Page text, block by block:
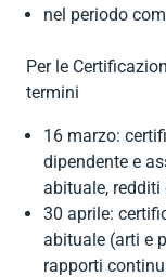
ambiente e
Formazione 
societaria 
Consulenza
fiscale per
privati
(Caf)

Contributi
Software
 indietro
indietro
 indietro
indietro
RENTRI
Importazione
batterie
Imballaggi
indietro
bilaterale per
(EBK)
Affita il tuo
indietro
privati
dei redditi
nel periodo
Per le
termini
16 marzo:
dipendente e
abituale, redditi
30 aprile:
abituale (arti e
rapporti